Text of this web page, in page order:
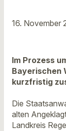
16. November
Im Prozess
Bayerischen
kurzfristig
Die
alten
Landkreis